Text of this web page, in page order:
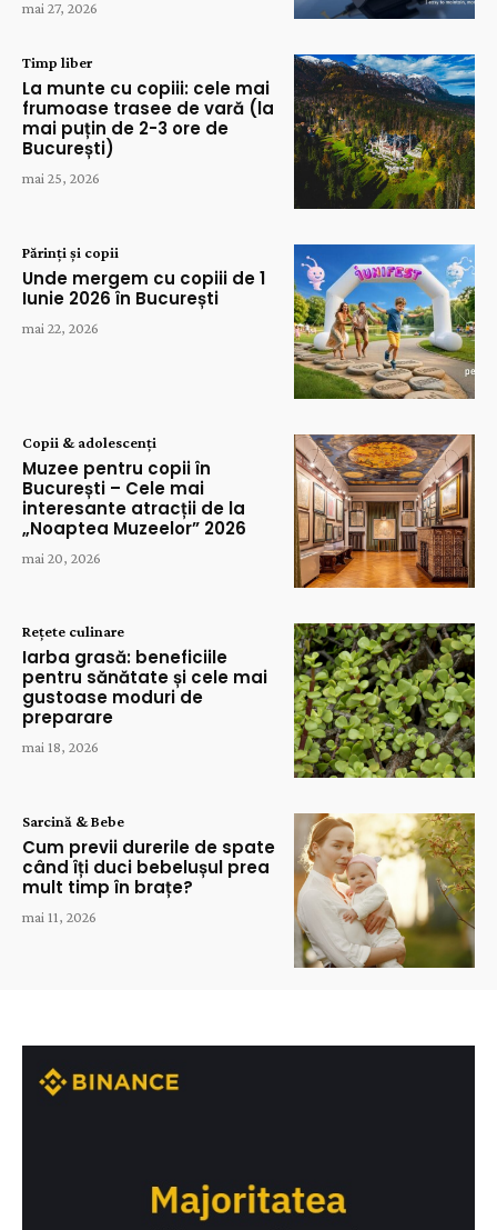
mai 27, 2026
Timp liber
La munte cu copiii: cele mai
frumoase trasee de vară (la
mai puțin de 2-3 ore de
București)
mai 25, 2026
Părinți și copii
Unde mergem cu copiii de 1
Iunie 2026 în București
mai 22, 2026
Copii & adolescenți
Muzee pentru copii în
București – Cele mai
interesante atracții de la
„Noaptea Muzeelor” 2026
mai 20, 2026
Rețete culinare
Iarba grasă: beneficiile
pentru sănătate și cele mai
gustoase moduri de
preparare
mai 18, 2026
Sarcină & Bebe
Cum previi durerile de spate
când îți duci bebelușul prea
mult timp în brațe?
mai 11, 2026